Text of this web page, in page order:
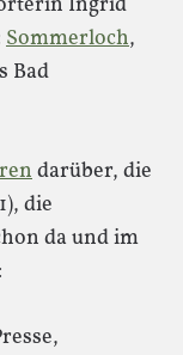
Sommerloch,
Bad
darüber, die
die
da und im
: